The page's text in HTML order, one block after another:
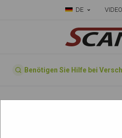
DE VIDEO
Benötigen Sie Hilfe bei